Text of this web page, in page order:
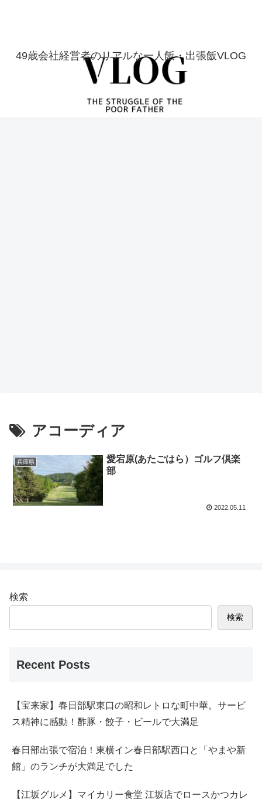
49歳会社経営者のリアルな一人飯・出張飯VLOG
アコーディア
兵庫県
愛宕原(あたごはら）ゴルフ倶楽
部
2022.05.11
検索
検索
Recent Posts
【宝来家】春日部駅東口の昭和レトロな町中華。サービ
ス精神に感動！酢豚・餃子・ビールで大満足
春日部出張で宿泊！東横イン春日部駅西口と「やまや新
館」のランチが大満足でした
【江坂グルメ】マイカリー食堂 江坂店でロースかつカレ